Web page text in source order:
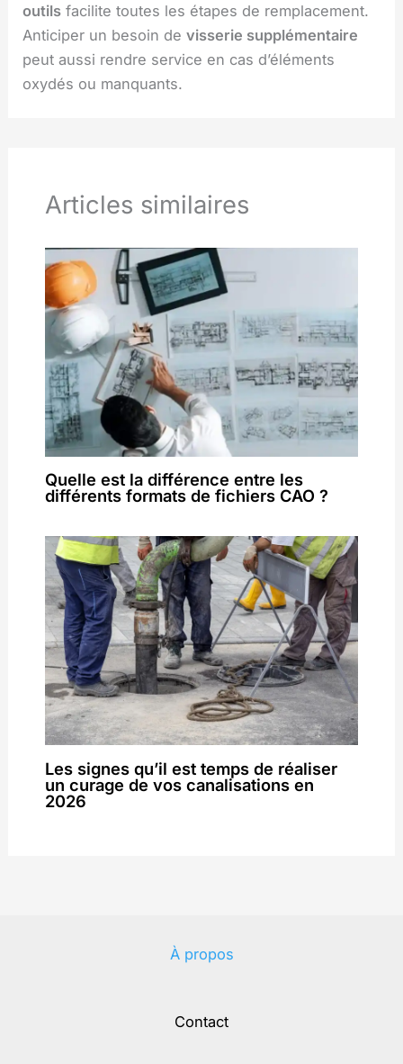
outils facilite toutes les étapes de remplacement.
Anticiper un besoin devisserie supplémentaire
peut aussi rendre service en cas d’éléments
oxydés ou manquants.
Articles similaires
Quelle est la différence entre les
différents formats de fichiers CAO ?
Les signes qu’il est temps de réaliser
un curage de vos canalisations en
2026
À propos
Contact